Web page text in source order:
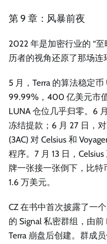
第 9 章：风暴前夜
2022 年是加密行业的 “
历者的视角还原了那场连
5 月，Terra 的算法稳定
99.99%，400 亿美元市
LUNA 仓位几乎归零。6
冻结提款；6 月 27 日，
(3AC) 对 Celsius 和
程序。7 月 13 日，
牌一张接一张倒下，比特
1.6 万美元。
CZ 在书中首次披露了一个
的 Signal 私密群组，由前
Terra 崩盘后创建。群成